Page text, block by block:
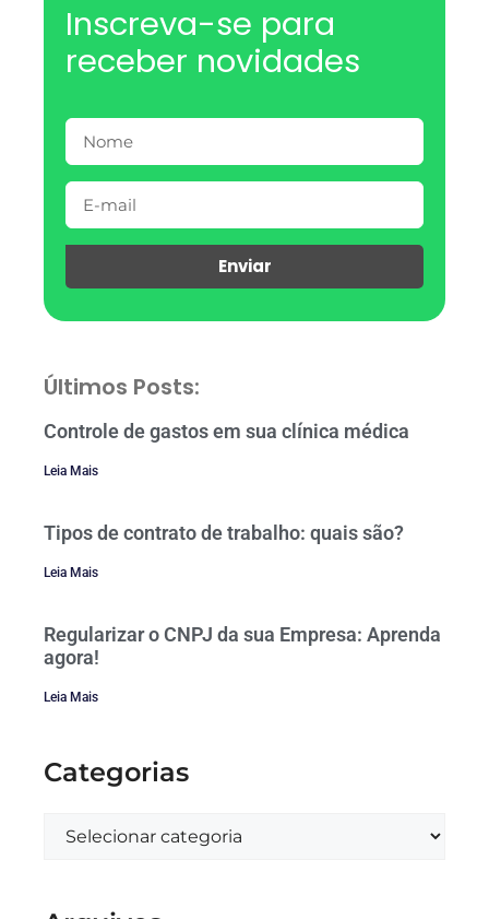
Inscreva-se para
receber novidades
Enviar
Últimos Posts:
Controle de gastos em sua clínica médica
Leia Mais
Tipos de contrato de trabalho: quais são?
Leia Mais
Regularizar o CNPJ da sua Empresa: Aprenda
agora!
Leia Mais
Categorias